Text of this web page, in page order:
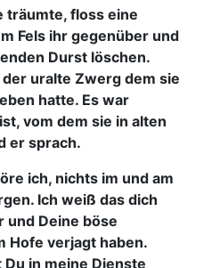
träumte, floss eine
Fels ihr gegenüber und
Durst löschen.
uralte Zwerg dem sie
hatte. Es war
vom dem sie in alten
er sprach.
ich, nichts im und am
Ich weiß das dich
und Deine böse
Hofe verjagt haben.
in meine Dienste